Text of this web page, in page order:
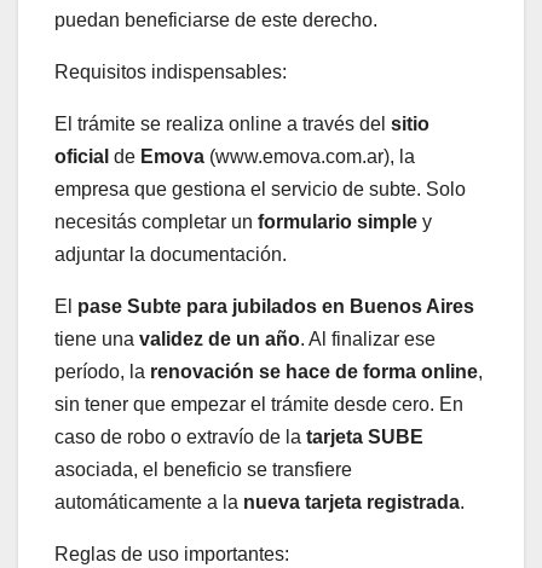
puedan beneficiarse de este derecho.
Requisitos indispensables:
El trámite se realiza online a través del sitio
oficial de Emova (www.emova.com.ar), la
empresa que gestiona el servicio de subte. Solo
necesitás completar un formulario simple y
adjuntar la documentación.
El pase Subte para jubilados en Buenos Aires
tiene una validez de un año. Al finalizar ese
período, la renovación se hace de forma online,
sin tener que empezar el trámite desde cero. En
caso de robo o extravío de la tarjeta SUBE
asociada, el beneficio se transfiere
automáticamente a la nueva tarjeta registrada.
Reglas de uso importantes: